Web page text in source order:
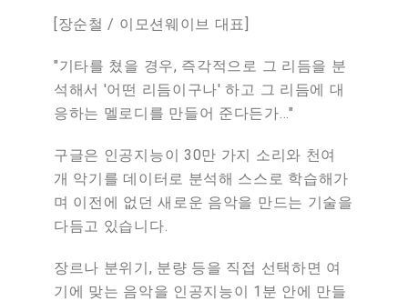
[장순철 / 이모션웨이브 대표
"기타를 쳤을 경우, 즉각적으로 그 리듬을 분
석해서 '어떤 리듬이구나'하고 그 리듬에 대
응하는 멜로디를 만들어 준다든가…"
구글은 인공지능이 30만 가지 소리와 천여
개 악기를 데이터로 분석해 스스로 학습해가
며 이전에 없던 새로운 음악을 만드는 기술을
다듬고 있습니다.
장르나 분위기, 분량 등을 직접 선택하면 여
기에 맞는 음악을 인공지능이 1 분 안에 만들